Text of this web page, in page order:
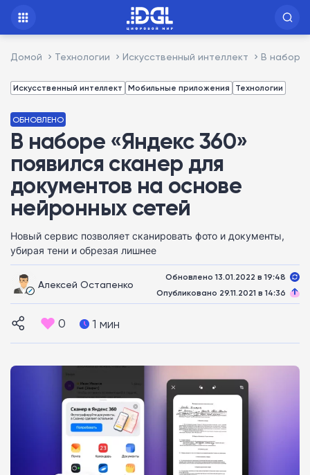
Домой Технологии Искусственный интеллект В наборе
Искусственный интеллект Мобильные приложения Технологии
ОБНОВЛЕНО
В наборе «Яндекс 360»
появился сканер для
документов на основе
нейронных сетей
Новый сервис позволяет сканировать фото и документы,
убирая тени и обрезая лишнее
Алексей Остапенко
Обновлено 13.01.2022 в 19:48
Опубликовано 29.11.2021 в 14:36
0 1 мин